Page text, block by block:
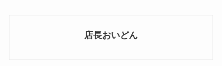
店長おいどん